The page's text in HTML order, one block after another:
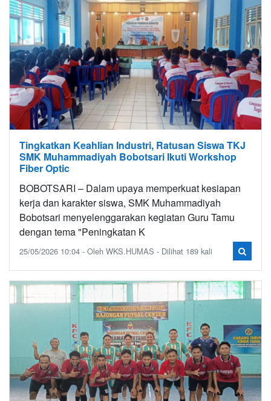
Tingkatkan Keahlian Industri, Ratusan Siswa TKJ
SMK Muhammadiyah Bobotsari Ikuti Workshop
Fiber Optic
BOBOTSARI – Dalam upaya memperkuat kesiapan
kerja dan karakter siswa, SMK Muhammadiyah
Bobotsari menyelenggarakan kegiatan Guru Tamu
dengan tema "Peningkatan K
25/05/2026 10:04 - Oleh WKS.HUMAS - Dilihat 189 kali